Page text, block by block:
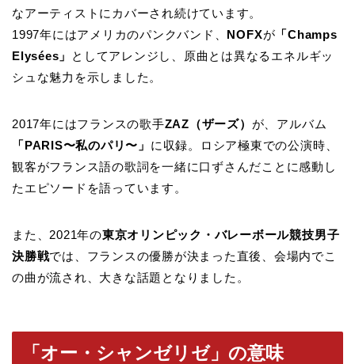
なアーティストにカバーされ続けています。
1997年にはアメリカのパンクバンド、 NOFXが 「Champs
Elysées」
としてアレンジし、原曲とは異なるエネルギッ
シュな魅力を示しました。
2017年にはフランスの歌手ZAZ（ザーズ） が、アルバム
「PARIS〜私のパリ〜」 に収録。ロシア極東での公演時、
観客がフランス語の歌詞を一緒に口ずさんだことに感動し
たエピソードを語っています。
また、2021年の東京オリンピック・バレーボール競技男子
決勝戦では、フランスの優勝が決まった直後、会場内でこ
の曲が流され、大きな話題となりました。
「オー・シャンゼリゼ」の意味